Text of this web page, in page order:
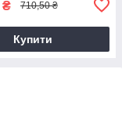
₴ 710,50 ₴
Купити